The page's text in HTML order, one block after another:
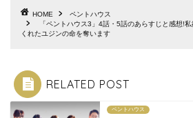
HOME
ペントハウス
「ペントハウス3」4話・5話のあらすじと感想!
くれたユジンの命を奪います
RELATED POST
ペントハウス